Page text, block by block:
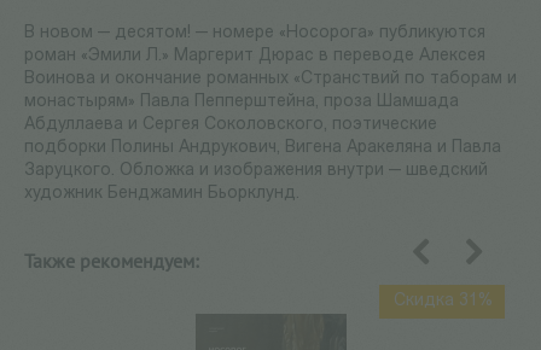
В новом — десятом! — номере «Носорога» публикуются
роман «Эмили Л.» Маргерит Дюрас в переводе Алексея
Воинова и окончание романных «Странствий по таборам и
монастырям» Павла Пепперштейна, проза Шамшада
Абдуллаева и Сергея Соколовского, поэтические
подборки Полины Андрукович, Вигена Аракеляна и Павла
Заруцкого. Обложка и изображения внутри — шведский
художник Бенджамин Бьорклунд.
Также рекомендуем:
Скидка 31%